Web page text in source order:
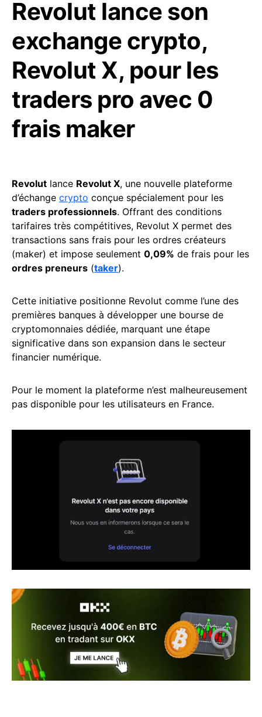
Revolut lance son
exchange crypto,
Revolut X, pour les
traders pro avec 0
frais maker
Revolut lance Revolut X, une nouvelle plateforme
d’échange crypto conçue spécialement pour les
traders professionnels. Offrant des conditions
tarifaires très compétitives, Revolut X permet des
transactions sans frais pour les ordres créateurs
(maker) et impose seulement 0,09% de frais pour les
ordres preneurs (taker).
Cette initiative positionne Revolut comme l’une des
premières banques à développer une bourse de
cryptomonnaies dédiée, marquant une étape
significative dans son expansion dans le secteur
financier numérique.
Pour le moment la plateforme n’est malheureusement
pas disponible pour les utilisateurs en France.